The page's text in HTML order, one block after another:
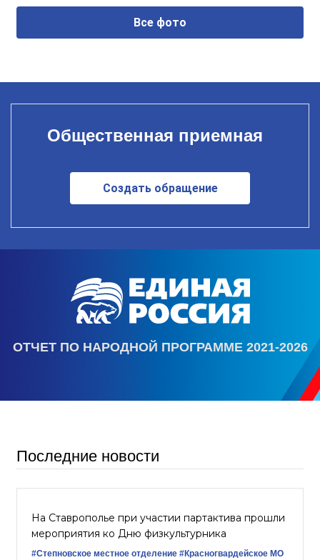
Все фото
Общественная приемная
Создать обращение
ОТЧЕТ ПО НАРОДНОЙ ПРОГРАММЕ 2021-2026
Последние новости
На Ставрополье при участии партактива прошли
мероприятия ко Дню физкультурника
#Степновское местное отделение #Красногвардейское МО